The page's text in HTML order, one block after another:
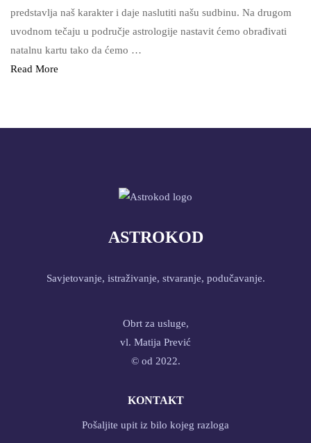
predstavlja naš karakter i daje naslutiti našu sudbinu. Na drugom
uvodnom tečaju u područje astrologije nastavit ćemo obrađivati
natalnu kartu tako da ćemo …
Read More
ASTROKOD
Savjetovanje, istraživanje, stvaranje, podučavanje.
Obrt za usluge,
vl. Matija Prević
© od 2022.
KONTAKT
Pošaljite upit iz bilo kojeg razloga